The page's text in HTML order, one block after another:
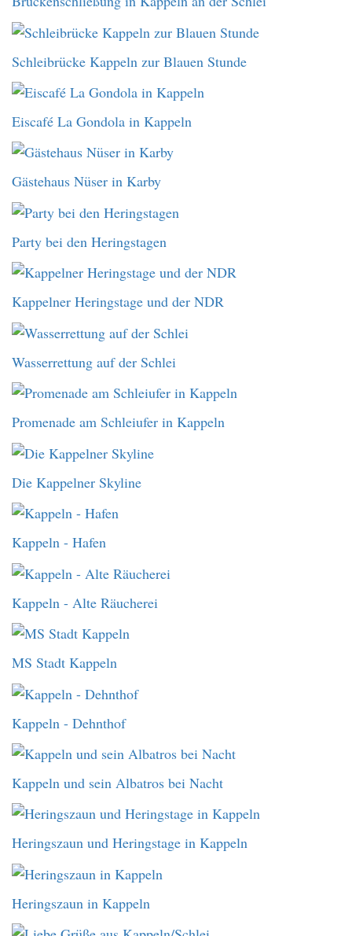
Schleibrücke Kappeln zur Blauen Stunde
Eiscafé La Gondola in Kappeln
Gästehaus Nüser in Karby
Party bei den Heringstagen
Kappelner Heringstage und der NDR
Wasserrettung auf der Schlei
Promenade am Schleiufer in Kappeln
Die Kappelner Skyline
Kappeln - Hafen
Kappeln - Alte Räucherei
MS Stadt Kappeln
Kappeln - Dehnthof
Kappeln und sein Albatros bei Nacht
Heringszaun und Heringstage in Kappeln
Heringszaun in Kappeln